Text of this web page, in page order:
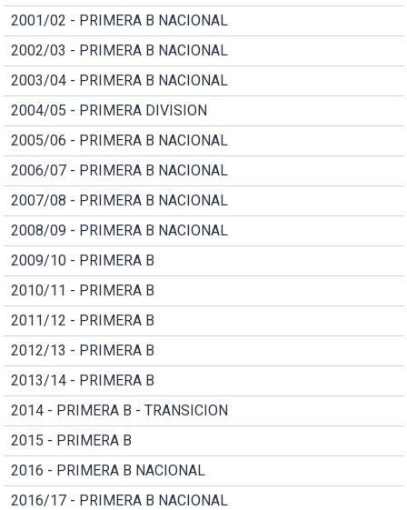
2001/02 - PRIMERA B NACIONAL
2002/03 - PRIMERA B NACIONAL
2003/04 - PRIMERA B NACIONAL
2004/05 - PRIMERA DIVISION
2005/06 - PRIMERA B NACIONAL
2006/07 - PRIMERA B NACIONAL
2007/08 - PRIMERA B NACIONAL
2008/09 - PRIMERA B NACIONAL
2009/10 - PRIMERA B
2010/11 - PRIMERA B
2011/12 - PRIMERA B
2012/13 - PRIMERA B
2013/14 - PRIMERA B
2014 - PRIMERA B - TRANSICION
2015 - PRIMERA B
2016 - PRIMERA B NACIONAL
2016/17 - PRIMERA B NACIONAL